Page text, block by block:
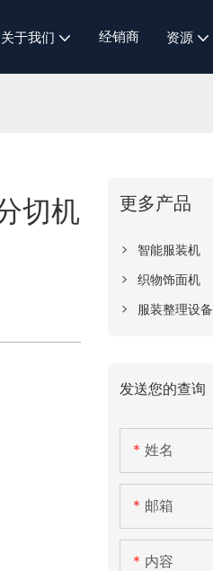
关于我们 经销商 资源
切机 更多产品
智能服装机
织物饰面机
服装整理设备
发送您的查询
姓名
邮箱
内容